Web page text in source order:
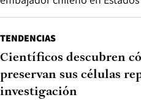
TENDENCIAS
Científicos descubren
preservan sus células
investigación